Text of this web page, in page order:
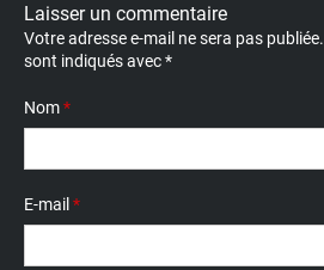
Laisser un commentaire
Votre adresse e-mail ne sera pas publiée.
sont indiqués avec*
Nom*
E-mail *